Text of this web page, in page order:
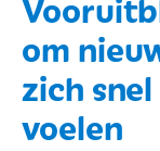
om
zich
voelen